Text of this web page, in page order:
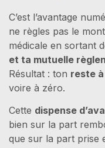
C’est l’avantage
ne règles pas le
médicale en sortant
et ta mutuelle
Résultat : ton reste
voire à zéro.
Cette dispense
bien sur la part
que sur la part prise